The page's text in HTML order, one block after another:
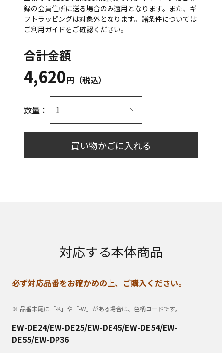
録の会員住所に送る場合のみ適用となります。また、ギ
フトラッピングは対象外となります。諸条件については
ご利用ガイドをご確認ください。
合計金額
4,620円（税込）
数量：
買い物かごに入れる
対応する本体商品
必ず対応品番をお確かめの上、ご購入ください。
品番末尾に「-K」や「-W」がある場合は、色柄コードです。
EW-DE24/EW-DE25/EW-DE45/EW-DE54/EW-
DE55/EW-DP36